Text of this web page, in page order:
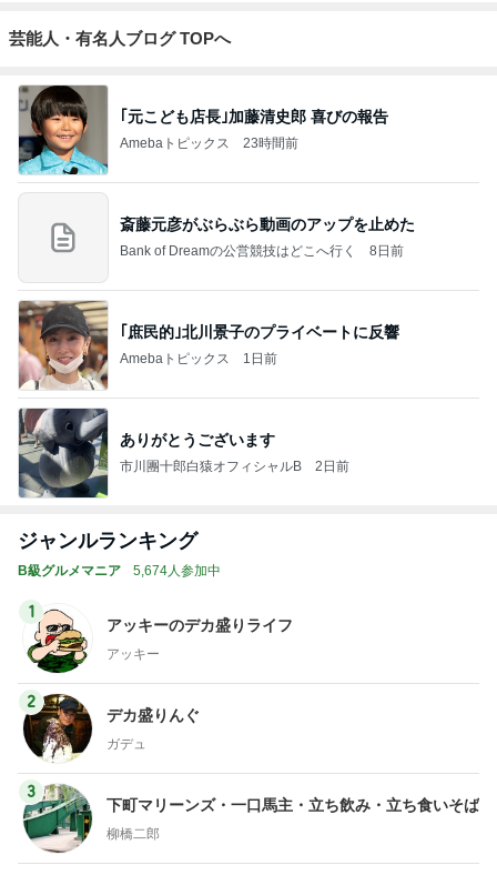
芸能人・有名人ブログ TOPへ
｢元こども店長｣加藤清史郎 喜びの報告
Amebaトピックス 23時間前
斎藤元彦がぶらぶら動画のアップを止めた
Bank of Dreamの公営競技はどこへ行く 8日前
｢庶民的｣北川景子のプライベートに反響
Amebaトピックス 1日前
ありがとうございます
市川團十郎白猿オフィシャルB 2日前
ジャンルランキング
B級グルメマニア 5,674人参加中
1
アッキーのデカ盛りライフ
アッキー
2
デカ盛りんぐ
ガデュ
3
下町マリーンズ・一口馬主・立ち飲み・立ち食いそば
柳橋二郎